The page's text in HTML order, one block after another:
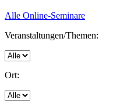
Alle Online-Seminare
Veranstaltungen/Themen:
Ort: